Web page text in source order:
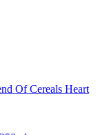
Of Cereals Heart